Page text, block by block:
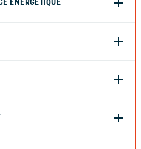
ÉNERGÉTIQUE